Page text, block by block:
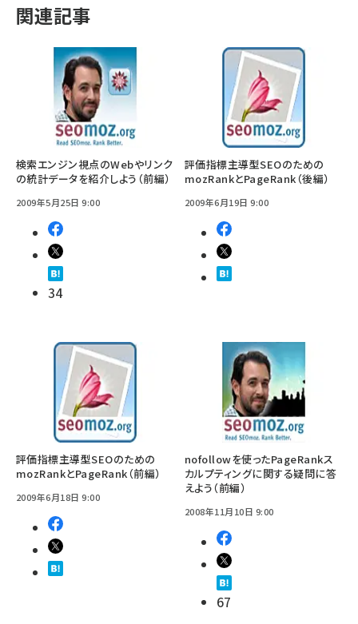
関連記事
検索エンジン視点のWebやリンク
の統計データを紹介しよう（前編）
2009年5月25日 9:00
34
評価指標主導型SEOのための
mozRankとPageRank（後編）
2009年6月19日 9:00
評価指標主導型SEOのための
mozRankとPageRank（前編）
2009年6月18日 9:00
nofollowを使ったPageRankス
カルプティングに関する疑問に答
えよう（前編）
2008年11月10日 9:00
67